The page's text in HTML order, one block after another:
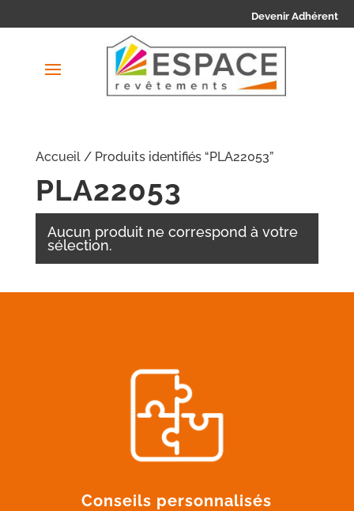
Devenir Adhérent
Accueil/ Produits identifiés “PLA22053”
PLA22053
Aucun produit ne correspond à votre
sélection.
Conseils personnalisés